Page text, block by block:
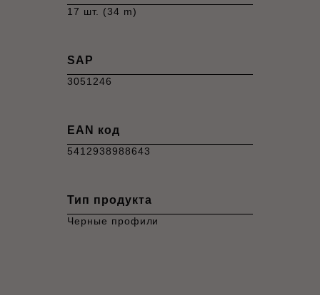
17 шт. (34 m)
SAP
3051246
EAN код
5412938988643
Тип продукта
Черные профили